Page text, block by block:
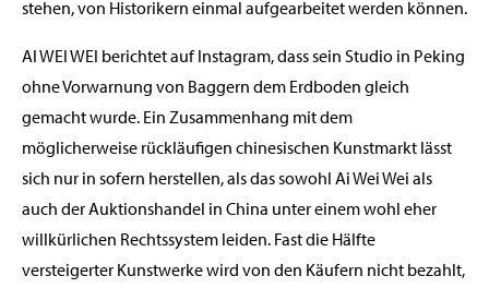
stehen, von Historikern einmal aufgearbeitet werden können.
AI WEI WEI berichtet auf Instagram, dass sein Studio in Peking
ohne Vorwarnung von Baggern dem Erdboden gleich
gemacht wurde. Ein Zusammenhang mit dem
möglicherweise rückläufigen chinesischen Kunstmarkt lässt
sich nur in sofern herstellen, als das sowohl Ai Wei Wei als
auch der Auktionshandel in China unter einem wohl eher
willkürlichen Rechtssystem leiden. Fast die Hälfte
versteigerter Kunstwerke wird von den Käufern nicht bezahlt,